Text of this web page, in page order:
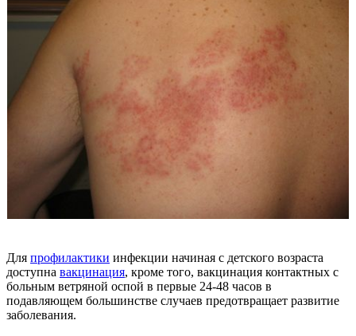
Для профилактики инфекции начиная с детского возраста
доступна вакцинация, кроме того, вакцинация контактных с
больным ветряной оспой в первые 24-48 часов в
подавляющем большинстве случаев предотвращает развитие
заболевания.